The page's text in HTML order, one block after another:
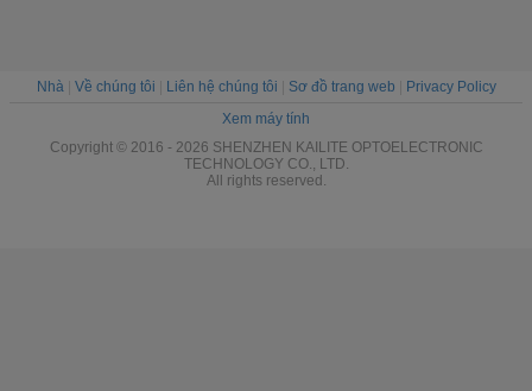
Nhà| Về chúng tôi Liên hệ chúng tôi Sơ đồ trang web
Privacy Policy
Xem máy tính
Copyright © 2016 - 2026 SHENZHEN KAILITE OPTOELECTRONIC
TECHNOLOGY CO., LTD.
All rights reserved.